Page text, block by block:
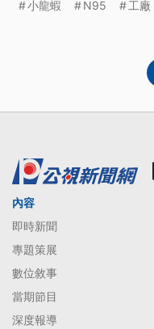
格邊境政策的保守紅
小龍蝦 N95 工廠
內容
即時新聞
專題策展
數位敘事
當期節目
深度報導